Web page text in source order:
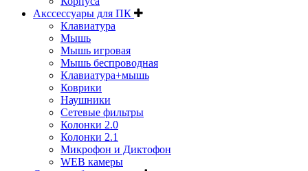
Акссессуары для ПК
Клавиатура
Мышь
Мышь игровая
Мышь беспроводная
Клавиатура+мышь
Коврики
Наушники
Сетевые фильтры
Колонки 2.0
Колонки 2.1
Микрофон и Диктофон
WEB камеры